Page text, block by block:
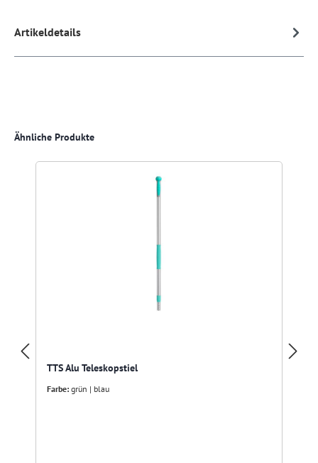
Artikeldetails
Produktgalerie überspringen
Ähnliche Produkte
TTS Alu Teleskopstiel
Farbe: grün | blau